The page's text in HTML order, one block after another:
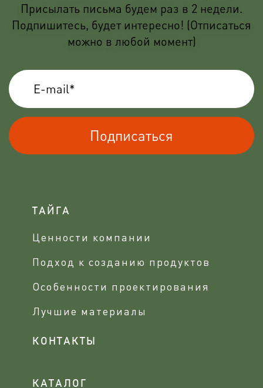
Присылать письма будем раз в 2 недели.
Подпишитесь, будет интересно! (Отписаться
можно в любой момент)
Подписаться
ТАЙГА
Ценности компании
Подход к созданию продуктов
Особенности проектирования
Лучшие материалы
КОНТАКТЫ
КАТАЛОГ